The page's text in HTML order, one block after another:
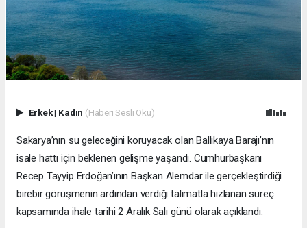
Erkek| Kadın (Haberi Sesli Oku)
Sakarya’nın su geleceğini koruyacak olan Ballıkaya Barajı’nın
isale hattı için beklenen gelişme yaşandı. Cumhurbaşkanı
Recep Tayyip Erdoğan’ının Başkan Alemdar ile gerçekleştirdiği
birebir görüşmenin ardından verdiği talimatla hızlanan süreç
kapsamında ihale tarihi 2 Aralık Salı günü olarak açıklandı.